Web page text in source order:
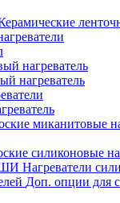
нагреватель
нагреватель
миканитовые
силиконовые
Нагреватели
Доп. опции для